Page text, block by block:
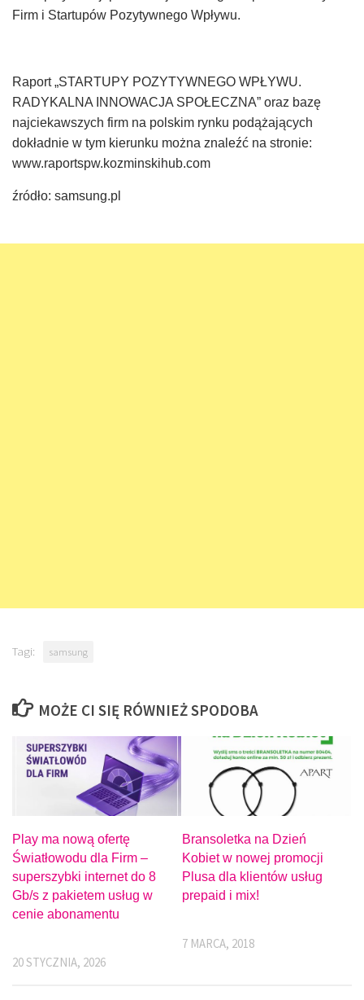
Firm i Startupów Pozytywnego Wpływu.
Raport „STARTUPY POZYTYWNEGO WPŁYWU.
RADYKALNA INNOWACJA SPOŁECZNA” oraz bazę
najciekawszych firm na polskim rynku podążających
dokładnie w tym kierunku można znaleźć na stronie:
www.raportspw.kozminskihub.com
źródło: samsung.pl
Tagi: samsung
MOŻE CI SIĘ RÓWNIEŻ SPODOBA
Play ma nową ofertę
Światłowodu dla Firm –
superszybki internet do 8
Gb/s z pakietem usług w
cenie abonamentu
20 STYCZNIA, 2026
Bransoletka na Dzień
Kobiet w nowej promocji
Plusa dla klientów usług
prepaid i mix!
7 MARCA, 2018